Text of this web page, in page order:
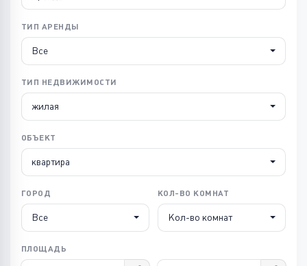
ТИП АРЕНДЫ
Все
ТИП НЕДВИЖИМОСТИ
жилая
ОБЪЕКТ
квартира
ГОРОД
Все
КОЛ-ВО КОМНАТ
Кол-во комнат
ПЛОЩАДЬ